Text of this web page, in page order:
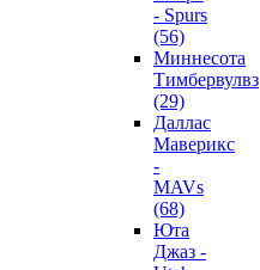
- Spurs
(56)
Миннесота
Тимбервулвз
(29)
Даллас
Маверикс
-
MAVs
(68)
Юта
Джаз -